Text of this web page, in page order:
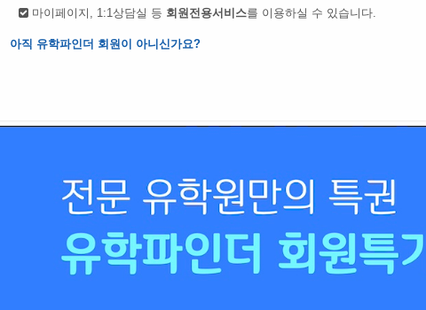
마이페이지, 1:1상담실 등 회원전용서비스를 이용하실 수 있습니다.
아직 유학파인더 회원이 아니신가요?